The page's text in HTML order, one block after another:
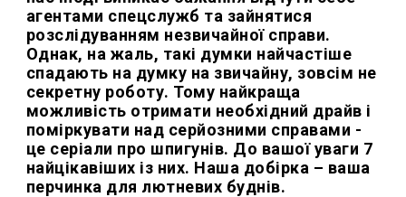
агентами спецслужб та зайнятися
розслідуванням незвичайної справи.
Однак, на жаль, такі думки найчастіше
спадають на думку на звичайну, зовсім не
секретну роботу. Тому найкраща
можливість отримати необхідний драйв і
поміркувати над серйозними справами -
це серіали про шпигунів. До вашої уваги 7
найцікавіших із них. Наша добірка – ваша
перчинка для лютневих буднів.